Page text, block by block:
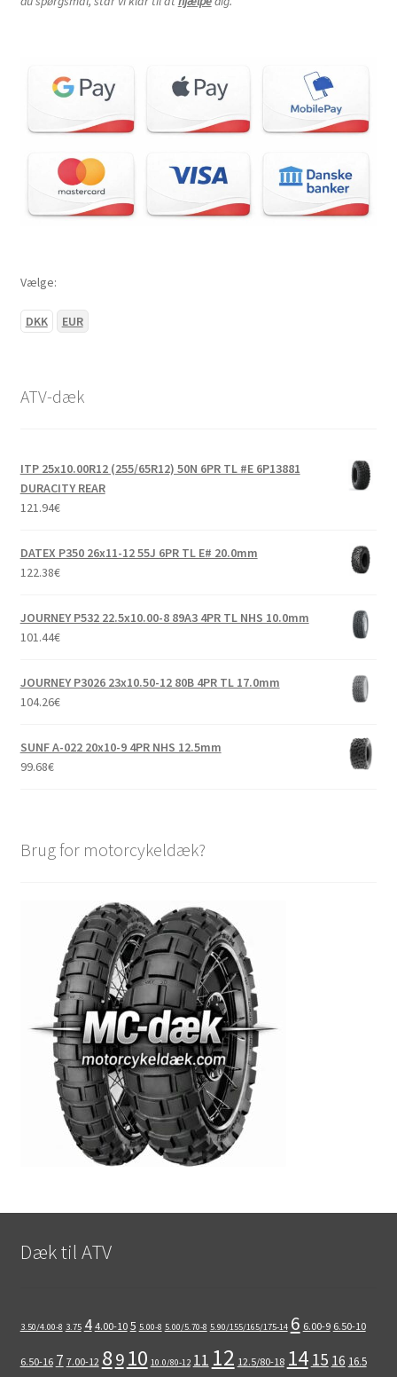
Vælge:
DKK EUR
ATV-dæk
ITP 25x10.00R12 (255/65R12) 50N 6PR TL #E 6P13881
DURACITY REAR
121.94€
DATEX P350 26x11-12 55J 6PR TL E# 20.0mm
122.38€
JOURNEY P532 22.5x10.00-8 89A3 4PR TL NHS 10.0mm
101.44€
JOURNEY P3026 23x10.50-12 80B 4PR TL 17.0mm
104.26€
SUNF A-022 20x10-9 4PR NHS 12.5mm
99.68€
Brug for motorcykeldæk?
Dæk til ATV
3.50/4.00-8 3.75 4 4.00-10 5 5.00-8 5.00/5.70-8 5.90/155/165/175-14 6 6.00-9 6.50-10
6.50-16 7 7.00-12 89 10 10.0/80-12 11 12 12.5/80-18 14 15 16 16.5